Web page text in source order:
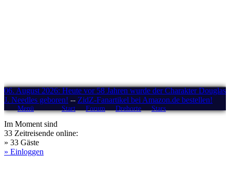
06. August 2026: Heute vor 58 Jahren wurde der Charakter Douglas
J. Needles geboren! -- ZidZ-Fanartikel bei Amazon.de bestellen!
Menü Start Forum Drehorte Stars
Im Moment sind
33 Zeitreisende online:
» 33 Gäste
» Einloggen